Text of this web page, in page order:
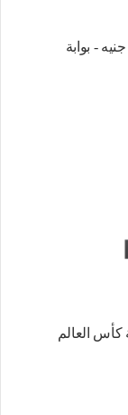
أمن براتب يصل لـ13 ألف جنيه - بوابة
العالم